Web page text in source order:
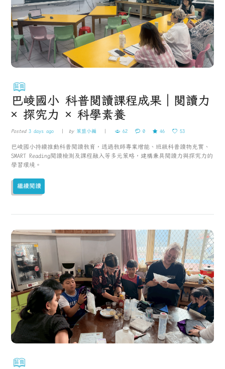
巴崚國小 科普閱讀課程成果｜閱讀力
× 探究力 × 科學素養
Posted 3 days ago by 策盟小編 62 0 46 53
巴崚國小持續推動科普閱讀教育，透過教師專業增能、班級科普讀物充實、
SMART Reading閱讀檢測及課程融入等多元策略，建構兼具閱讀力與探究力的
學習環境。
繼續閱讀